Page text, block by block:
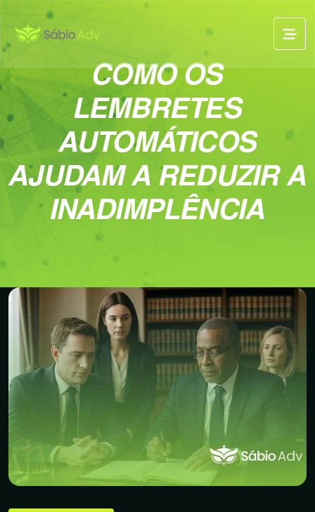
COMO OS
LEMBRETES
AUTOMÁTICOS
AJUDAM A REDUZIR A
INADIMPLÊNCIA